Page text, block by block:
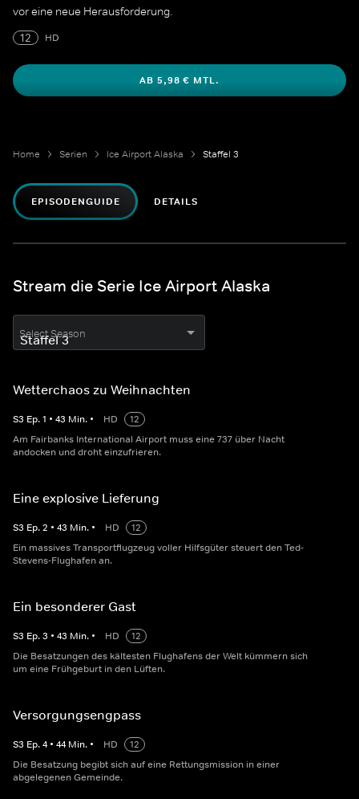
vor eine neue Herausforderung.
12
HD
AB 5,98 € MTL.
Home Serien Ice Airport Alaska Staffel 3
EPISODENGUIDE DETAILS
Stream die Serie Ice Airport Alaska
Select Season
Wetterchaos zu Weihnachten
S3 Ep.1 • 43 Min. • HD
12
Am Fairbanks International Airport muss eine 737 über Nacht
andocken und droht einzufrieren.
Eine explosive Lieferung
S3 Ep.2 • 43 Min. • HD
12
Ein massives Transportflugzeug voller Hilfsgüter steuert den Ted-
Stevens-Flughafen an.
Ein besonderer Gast
S3 Ep.3 • 43 Min. • HD
12
Die Besatzungen des kältesten Flughafens der Welt kümmern sich
um eine Frühgeburt in den Lüften.
Versorgungsengpass
S3 Ep.4 • 44 Min. • HD
12
Die Besatzung begibt sich auf eine Rettungsmission in einer
abgelegenen Gemeinde.